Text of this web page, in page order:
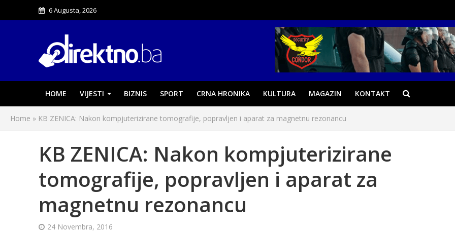
6 Augusta, 2026
HOME VIJESTI BIZNIS SPORT CRNA HRONIKA KULTURA MAGAZIN KONTAKT
Home » KB ZENICA: Nakon kompjuterizirane tomografije, popravljen i aparat za magnetnu rezonancu
KB ZENICA: Nakon kompjuterizirane
tomografije, popravljen i aparat za
magnetnu rezonancu
24 Novembra, 2016